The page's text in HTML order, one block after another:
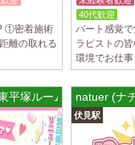
①密着施術
離の取れる
40代歓迎
パート感覚
ラピストの
環境でお仕事
平塚ルーム natuer (ナ
伏見駅